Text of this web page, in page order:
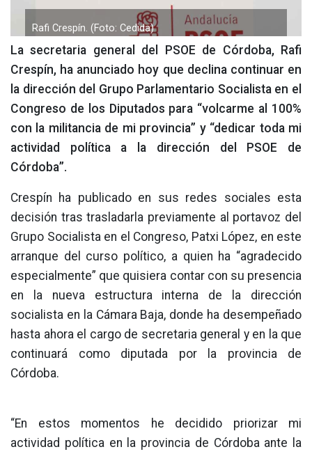
Rafi Crespín. (Foto: Cedida)
La secretaria general del PSOE de Córdoba, Rafi
Crespín, ha anunciado hoy que declina continuar en
la dirección del Grupo Parlamentario Socialista en el
Congreso de los Diputados para “volcarme al 100%
con la militancia de mi provincia” y “dedicar toda mi
actividad política a la dirección del PSOE de
Córdoba”.
Crespín ha publicado en sus redes sociales esta
decisión tras trasladarla previamente al portavoz del
Grupo Socialista en el Congreso, Patxi López, en este
arranque del curso político, a quien ha “agradecido
especialmente” que quisiera contar con su presencia
en la nueva estructura interna de la dirección
socialista en la Cámara Baja, donde ha desempeñado
hasta ahora el cargo de secretaria general y en la que
continuará como diputada por la provincia de
Córdoba.
“En estos momentos he decidido priorizar mi
actividad política en la provincia de Córdoba ante la